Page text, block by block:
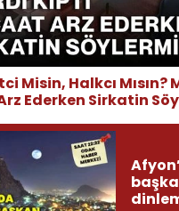
Misin, Halkcı Mısın?
Ederken Sirkatin